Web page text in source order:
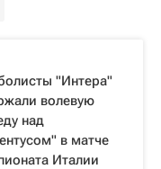
"Интера"
волевую
над
в матче
Италии